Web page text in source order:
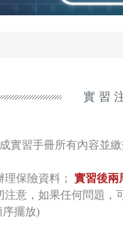
實 習
實習手冊所有內容並
理保險資料； 實習後兩
注意，如果任何問題，
序擺放)